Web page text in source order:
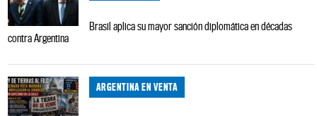
Brasil aplica su mayor sanción diplomática en décadas
contra Argentina
ARGENTINA EN VENTA